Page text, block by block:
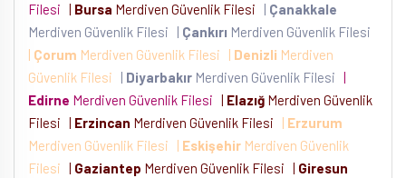
Filesi | Bursa Merdiven Güvenlik Filesi | Çanakkale
Merdiven Güvenlik Filesi
| Çankırı Merdiven Güvenlik Filesi
| Çorum Merdiven Güvenlik Filesi | Denizli Merdiven
Güvenlik Filesi
| Diyarbakır Merdiven Güvenlik Filesi |
Edirne Merdiven Güvenlik Filesi | Elazığ Merdiven Güvenlik
Filesi | Erzincan Merdiven Güvenlik Filesi | Erzurum
Merdiven Güvenlik Filesi
| Eskişehir Merdiven Güvenlik
Filesi | Gaziantep Merdiven Güvenlik Filesi | Giresun